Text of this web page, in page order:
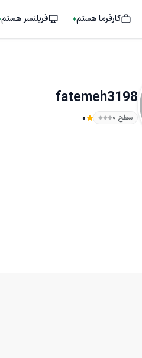
کارفرما هستم فریلنسر هستم
fatemeh3198
سطح ۰ 0